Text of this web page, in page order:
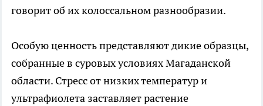
говорит об их колоссальном разнообразии.
Особую ценность представляют дикие образцы,
собранные в суровых условиях Магаданской
области. Стресс от низких температур и
ультрафиолета заставляет растение